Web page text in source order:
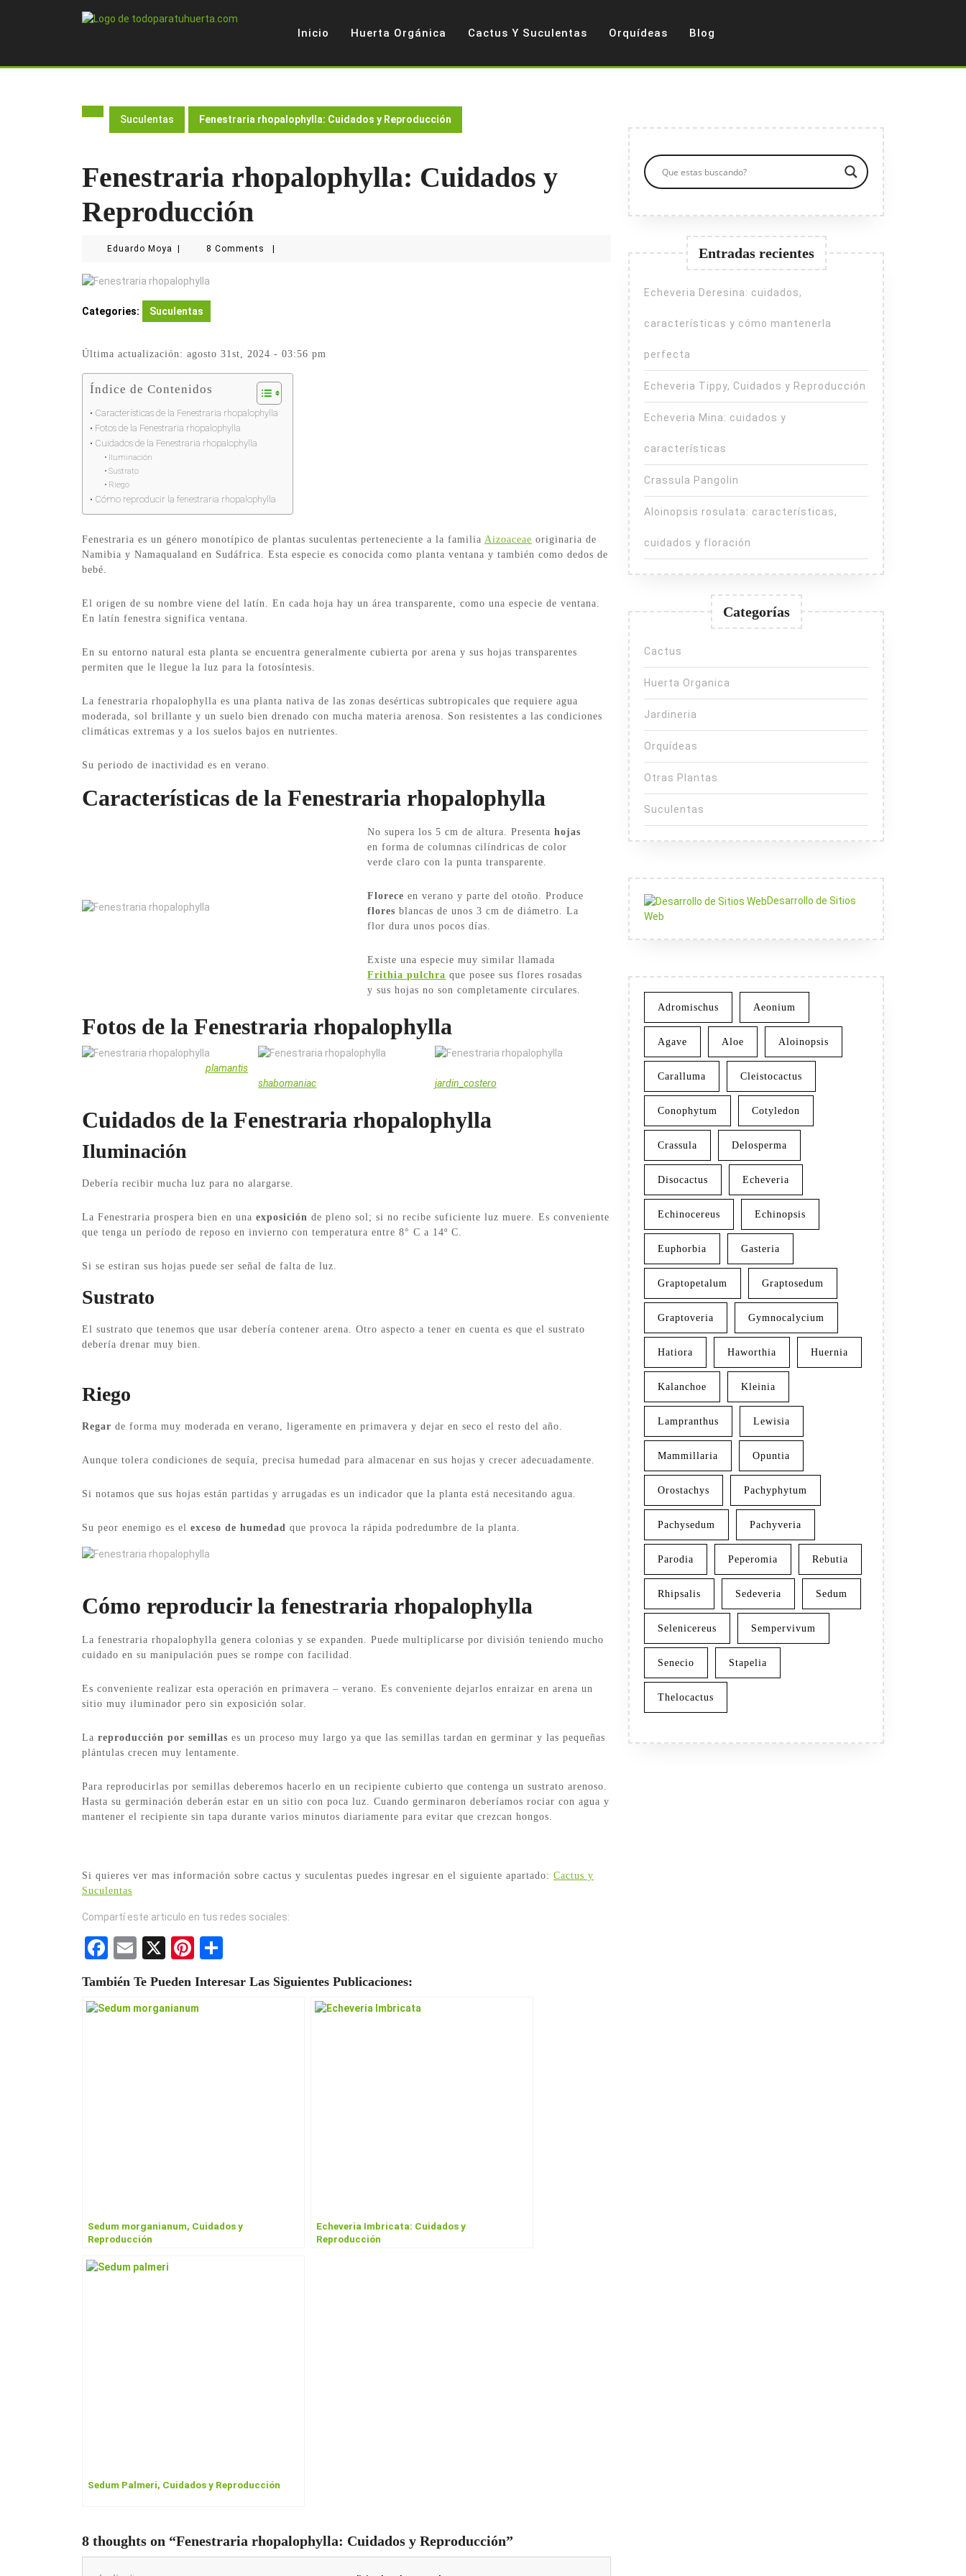
Inicio Huerta Orgánica Cactus Y Suculentas Orquídeas Blog
Suculentas Fenestraria rhopalophylla: Cuidados y Reproducción
Fenestraria rhopalophylla: Cuidados y
Reproducción
Eduardo Moya Eduardo8 Comments
Categories: Suculentas
Última actualización: agosto 31st, 2024 - 03:56 pm
Índice de Contenidos
Características de la Fenestraria rhopalophylla
Fotos de la Fenestraria rhopalophylla
Cuidados de la Fenestraria rhopalophylla
Iluminación
Sustrato
Riego
Cómo reproducir la fenestraria rhopalophylla
Fenestraria es un género monotípico de plantas suculentas perteneciente a la familia Aizoaceae originaria de
Namibia y Namaqualand en Sudáfrica. Esta especie es conocida como planta ventana y también como dedos de
bebé.
El origen de su nombre viene del latín. En cada hoja hay un área transparente, como una especie de ventana.
En latín fenestra significa ventana.
En su entorno natural esta planta se encuentra generalmente cubierta por arena y sus hojas transparentes
permiten que le llegue la luz para la fotosíntesis.
La fenestraria rhopalophylla es una planta nativa de las zonas desérticas subtropicales que requiere agua
moderada, sol brillante y un suelo bien drenado con mucha materia arenosa. Son resistentes a las condiciones
climáticas extremas y a los suelos bajos en nutrientes.
Su periodo de inactividad es en verano.
Características de la Fenestraria rhopalophylla
No supera los 5 cm de altura. Presentahojas
en forma de columnas cilíndricas de color
verde claro con la punta transparente.
Florece en verano y parte del otoño. Produce
flores blancas de unos 3 cm de diámetro. La
flor dura unos pocos días.
Existe una especie muy similar llamada
Frithia pulchra que posee sus flores rosadas
y sus hojas no son completamente circulares.
Fotos de la Fenestraria rhopalophylla
plamantis
shabomaniac
jardin_costero
Cuidados de la Fenestraria rhopalophylla
Iluminación
Debería recibir mucha luz para no alargarse.
La Fenestraria prospera bien en una exposición de pleno sol; si no recibe suficiente luz muere. Es conveniente
que tenga un período de reposo en invierno con temperatura entre 8° C a 14º C.
Si se estiran sus hojas puede ser señal de falta de luz.
Sustrato
El sustrato que tenemos que usar debería contener arena. Otro aspecto a tener en cuenta es que el sustrato
debería drenar muy bien.
Riego
Regar de forma muy moderada en verano, ligeramente en primavera y dejar en seco el resto del año.
Aunque tolera condiciones de sequía, precisa humedad para almacenar en sus hojas y crecer adecuadamente.
Si notamos que sus hojas están partidas y arrugadas es un indicador que la planta está necesitando agua.
Su peor enemigo es el exceso de humedad que provoca la rápida podredumbre de la planta.
Cómo reproducir la fenestraria rhopalophylla
La fenestraria rhopalophylla genera colonias y se expanden. Puede multiplicarse por división teniendo mucho
cuidado en su manipulación pues se rompe con facilidad.
Es conveniente realizar esta operación en primavera – verano. Es conveniente dejarlos enraizar en arena un
sitio muy iluminador pero sin exposición solar.
La reproducción por semillas es un proceso muy largo ya que las semillas tardan en germinar y las pequeñas
plántulas crecen muy lentamente.
Para reproducirlas por semillas deberemos hacerlo en un recipiente cubierto que contenga un sustrato arenoso.
Hasta su germinación deberán estar en un sitio con poca luz. Cuando germinaron deberíamos rociar con agua y
mantener el recipiente sin tapa durante varios minutos diariamente para evitar que crezcan hongos.
Si quieres ver mas información sobre cactus y suculentas puedes ingresar en el siguiente apartado: Cactus y
Suculentas
Compartí este articulo en tus redes sociales:
F
a
ce
b
E
m
ail
X
Pi
nt
er
es
ar
También Te Pueden Interesar Las Siguientes Publicaciones:
Sedum morganianum, Cuidados y
Reproducción
Echeveria Imbricata: Cuidados y
Reproducción
Sedum Palmeri, Cuidados y Reproducción
8 thoughts on “Fenestraria rhopalophylla: Cuidados y Reproducción”
Entradas recientes
Echeveria Deresina: cuidados,
características y cómo mantenerla
perfecta
Echeveria Tippy, Cuidados y Reproducción
Echeveria Mina: cuidados y
características
Crassula Pangolin
Aloinopsis rosulata: características,
cuidados y floración
Categorías
Cactus
Huerta Organica
Jardineria
Orquídeas
Otras Plantas
Suculentas
Desarrollo de Sitios
Web
Adromischus Aeonium
Agave Aloe Aloinopsis
Caralluma Cleistocactus
Conophytum Cotyledon
Crassula Delosperma
Disocactus Echeveria
Echinocereus Echinopsis
Euphorbia Gasteria
Graptopetalum Graptosedum
Graptoveria Gymnocalycium
Hatiora Haworthia Huernia
Kalanchoe Kleinia
Lampranthus Lewisia
Mammillaria Opuntia
Orostachys Pachyphytum
Pachysedum Pachyveria
Parodia Peperomia Rebutia
Rhipsalis Sedeveria Sedum
Selenicereus Sempervivum
Senecio Stapelia
Thelocactus